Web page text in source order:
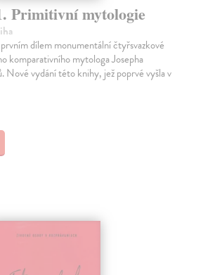
Primitivní mytologie
dílem monumentální čtyřsvazkové
komparativního mytologa Josepha
Nové vydání této knihy, jež poprvé vyšla v